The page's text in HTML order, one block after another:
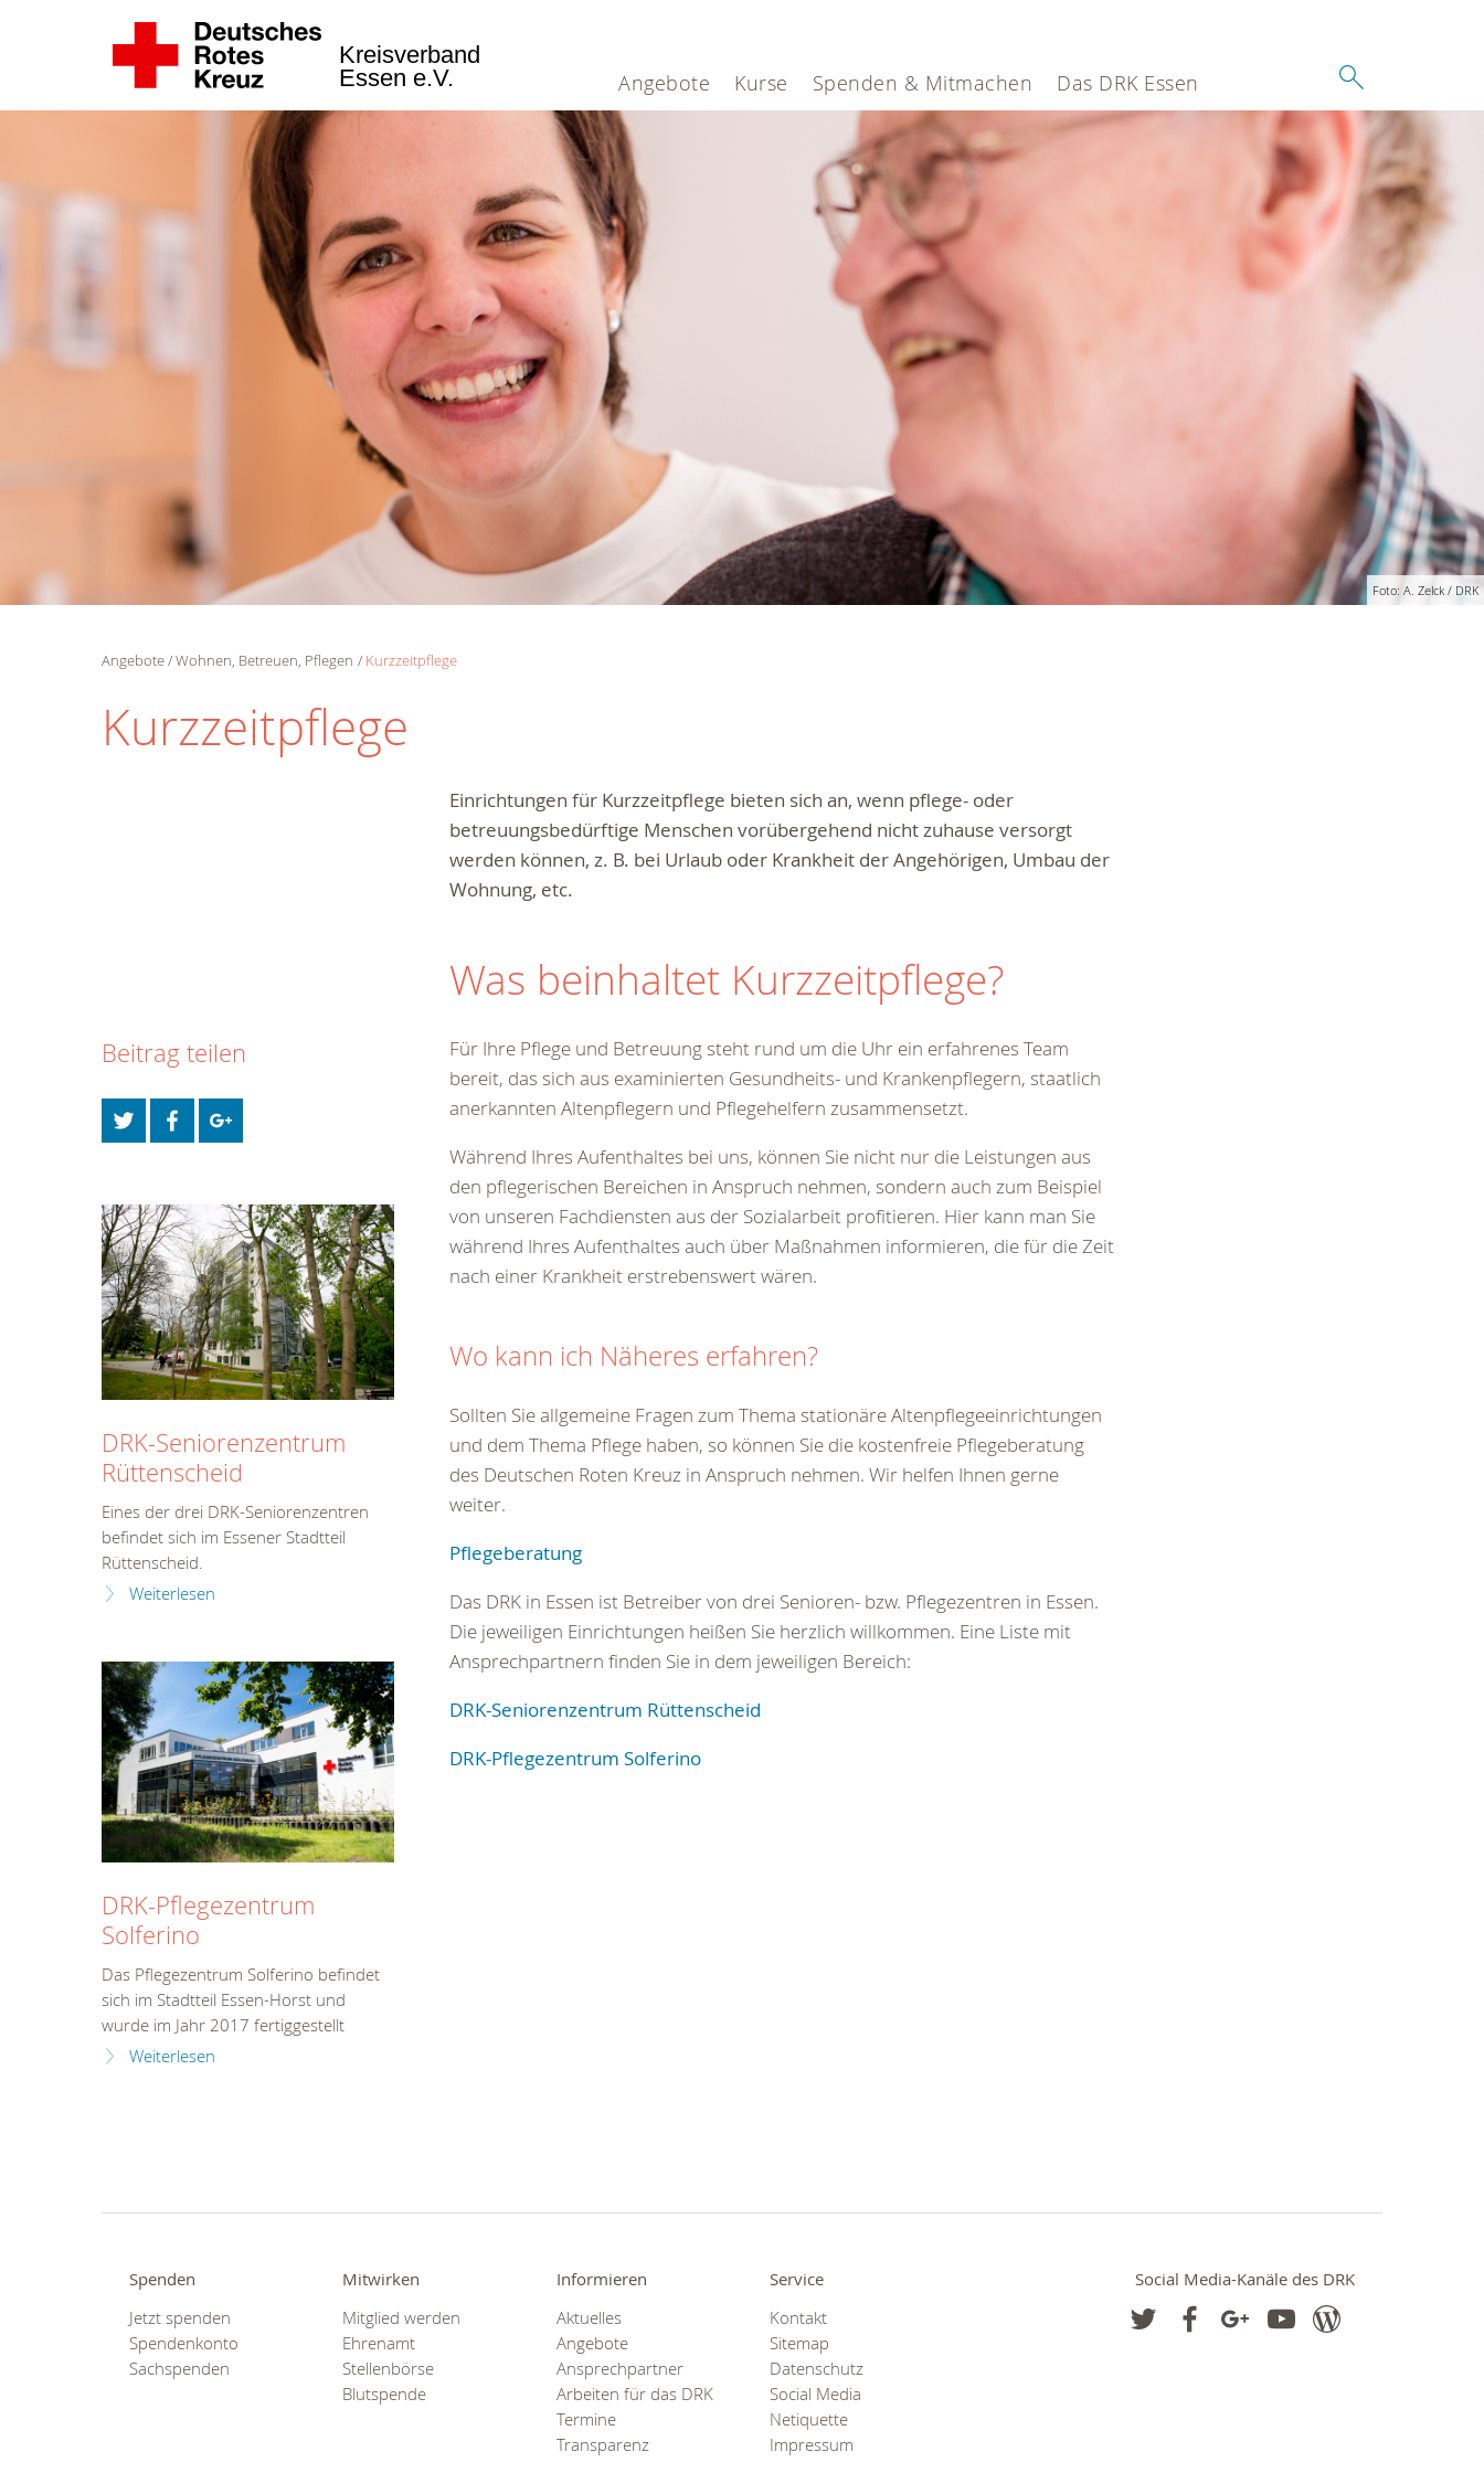
Angebote Kurse Spenden & Mitmachen Das DRK Essen
Kreisverband
Essen e.V.
Foto: A. Zelck / DRK
Angebote Wohnen, Betreuen, Pflegen Kurzzeitpflege
Kurzzeitpflege
Einrichtungen für Kurzzeitpflege bieten sich an, wenn pflege- oder
betreuungsbedürftige Menschen vorübergehend nicht zuhause versorgt
werden können, z. B. bei Urlaub oder Krankheit der Angehörigen, Umbau der
Wohnung, etc.
Was beinhaltet Kurzzeitpflege?
Für Ihre Pflege und Betreuung steht rund um die Uhr ein erfahrenes Team
bereit, das sich aus examinierten Gesundheits- und Krankenpflegern, staatlich
anerkannten Altenpflegern und Pflegehelfern zusammensetzt.
Während Ihres Aufenthaltes bei uns, können Sie nicht nur die Leistungen aus
den pflegerischen Bereichen in Anspruch nehmen, sondern auch zum Beispiel
von unseren Fachdiensten aus der Sozialarbeit profitieren. Hier kann man Sie
während Ihres Aufenthaltes auch über Maßnahmen informieren, die für die Zeit
nach einer Krankheit erstrebenswert wären.
Wo kann ich Näheres erfahren?
Sollten Sie allgemeine Fragen zum Thema stationäre Altenpflegeeinrichtungen
und dem Thema Pflege haben, so können Sie die kostenfreie Pflegeberatung
des Deutschen Roten Kreuz in Anspruch nehmen. Wir helfen Ihnen gerne
weiter.
Pflegeberatung
Das DRK in Essen ist Betreiber von drei Senioren- bzw. Pflegezentren in Essen.
Die jeweiligen Einrichtungen heißen Sie herzlich willkommen. Eine Liste mit
Ansprechpartnern finden Sie in dem jeweiligen Bereich:
DRK-Seniorenzentrum Rüttenscheid
DRK-Pflegezentrum Solferino
Beitrag teilen
DRK-Seniorenzentrum
Rüttenscheid
Eines der drei DRK-Seniorenzentren
befindet sich im Essener Stadtteil
Rüttenscheid.
Weiterlesen
DRK-Pflegezentrum
Solferino
Das Pflegezentrum Solferino befindet
sich im Stadtteil Essen-Horst und
wurde im Jahr 2017 fertiggestellt
Weiterlesen
Spenden
Jetzt spenden
Spendenkonto
Sachspenden
Mitwirken
Mitglied werden
Ehrenamt
Stellenbörse
Blutspende
Informieren
Aktuelles
Angebote
Ansprechpartner
Arbeiten für das DRK
Termine
Transparenz
Service
Kontakt
Sitemap
Datenschutz
Social Media
Netiquette
Impressum
Social Media-Kanäle des DRK